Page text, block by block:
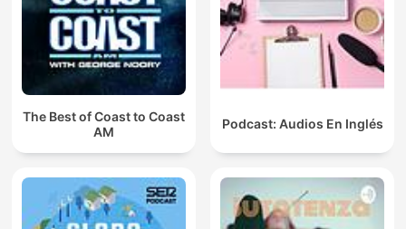
The Best of Coast to Coast
AM
Podcast: Audios En Inglés